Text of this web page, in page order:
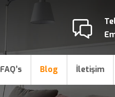
FAQ’s Blog İletişim